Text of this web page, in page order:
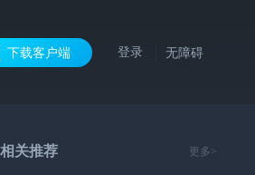
下载客户端 登录 无障碍
相关推荐 更多>